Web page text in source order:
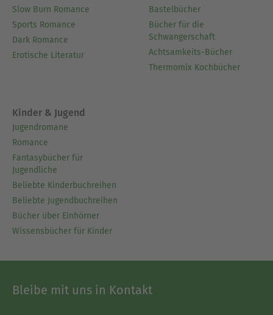
Slow Burn Romance
Sports Romance
Dark Romance
Erotische Literatur
Bastelbücher
Bücher für die
Schwangerschaft
Achtsamkeits-Bücher
Thermomix Kochbücher
Kinder & Jugend
Jugendromane
Romance
Fantasybücher für
Jugendliche
Beliebte Kinderbuchreihen
Beliebte Jugendbuchreihen
Bücher über Einhörner
Wissensbücher für Kinder
Bleibe mit uns in Kontakt